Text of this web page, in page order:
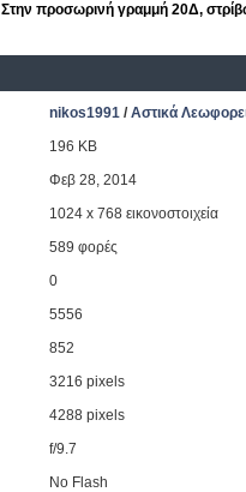
Στην προσωρινή γραμμή 20Δ,
nikos1991/Αστικά
196 KB
Φεβ 28, 2014
1024 x 768 εικονοστοιχεία
589 φορές
0
5556
852
3216 pixels
4288 pixels
f/9.7
No Flash